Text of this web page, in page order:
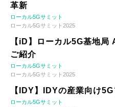
革新
ローカル5Gサミット
ローカル5Gサミット2025
【iD】ローカル5G基地
ご紹介
ローカル5Gサミット
ローカル5Gサミット2025
【IDY】IDYの産業向け
ローカル5Gサミット